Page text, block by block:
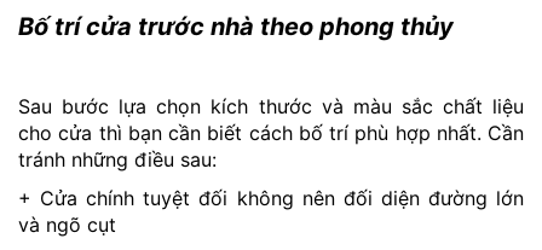
Bố trí cửa trước nhà theo phong thủy
Sau bước lựa chọn kích thước và màu sắc chất liệu
cho cửa thì bạn cần biết cách bố trí phù hợp nhất. Cần
tránh những điều sau:
+ Cửa chính tuyệt đối không nên đối diện đường lớn
và ngõ cụt